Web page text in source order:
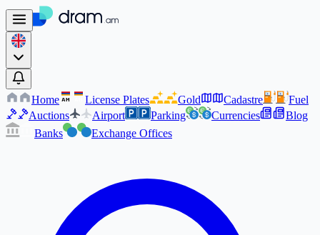
Home AM License Plates Gold Cadastre
Fuel
Auctions
Airport Parking Currencies
Blog
Banks
Exchange Offices